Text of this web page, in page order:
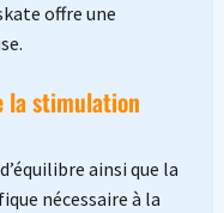
offre une
la stimulation
ainsi que la
nécessaire à la